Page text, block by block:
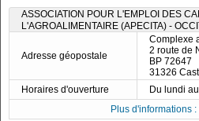
ASSOCIATION POUR L'EMPLOI DES
L'AGROALIMENTAIRE (APECITA) -
Adresse géopostale
Complexe
2 route de
BP 72647
31326
Horaires d'ouverture
Du lundi
Plus d'informations